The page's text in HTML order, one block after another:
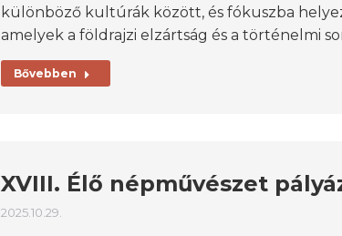
különböző kultúrák között, és fókuszba
amelyek a földrajzi elzártság és a történelmi
Bővebben
XVIII. Élő népművészet
2025.10.29.